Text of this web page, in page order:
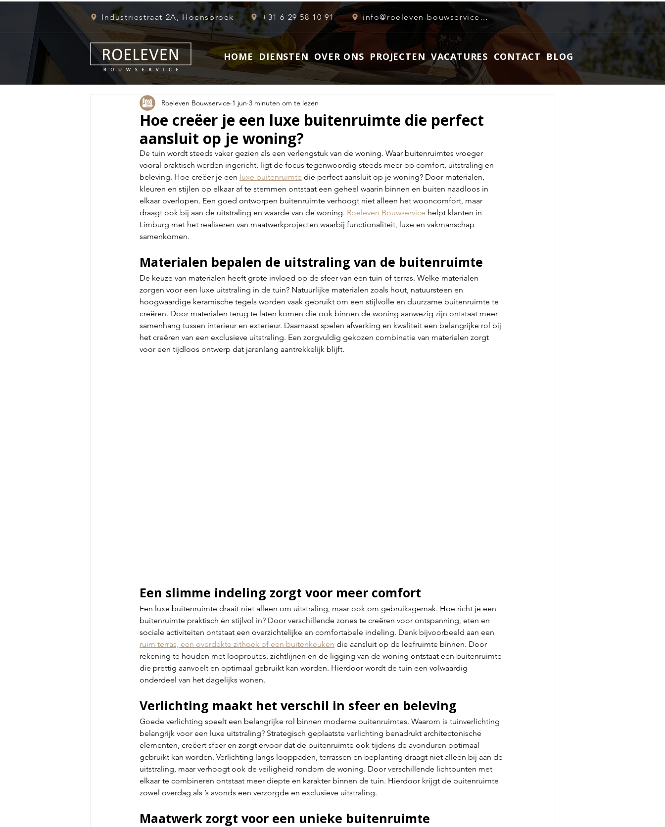
Industriestraat 2A, Hoensbroek +31 6 29 58 10 91 info@roeleven-bouwservice.nl
HOME DIENSTEN OVER ONS PROJECTEN VACATURES CONTACT BLOG
Hoe creëer je een luxe buitenruimte die perfect
aansluit op je woning?
Roeleven Bouwservice 1 jun 3 minuten om te lezen
De tuin wordt steeds vaker gezien als een verlengstuk van de woning. Waar buitenruimtes vroeger
vooral praktisch werden ingericht, ligt de focus tegenwoordig steeds meer op comfort, uitstraling en
beleving. Hoe creëer je een luxe buitenruimte die perfect aansluit op je woning? Door materialen,
kleuren en stijlen op elkaar af te stemmen ontstaat een geheel waarin binnen en buiten naadloos in
elkaar overlopen. Een goed ontworpen buitenruimte verhoogt niet alleen het wooncomfort, maar
draagt ook bij aan de uitstraling en waarde van de woning. Roeleven Bouwservice helpt klanten in
Limburg met het realiseren van maatwerkprojecten waarbij functionaliteit, luxe en vakmanschap
samenkomen.
Materialen bepalen de uitstraling van de buitenruimte
De keuze van materialen heeft grote invloed op de sfeer van een tuin of terras. Welke materialen
zorgen voor een luxe uitstraling in de tuin? Natuurlijke materialen zoals hout, natuursteen en
hoogwaardige keramische tegels worden vaak gebruikt om een stijlvolle en duurzame buitenruimte te
creëren. Door materialen terug te laten komen die ook binnen de woning aanwezig zijn ontstaat meer
samenhang tussen interieur en exterieur. Daarnaast spelen afwerking en kwaliteit een belangrijke rol bij
het creëren van een exclusieve uitstraling. Een zorgvuldig gekozen combinatie van materialen zorgt
voor een tijdloos ontwerp dat jarenlang aantrekkelijk blijft.
Een slimme indeling zorgt voor meer comfort
Een luxe buitenruimte draait niet alleen om uitstraling, maar ook om gebruiksgemak. Hoe richt je een
buitenruimte praktisch én stijlvol in? Door verschillende zones te creëren voor ontspanning, eten en
sociale activiteiten ontstaat een overzichtelijke en comfortabele indeling. Denk bijvoorbeeld aan een
ruim terras, een overdekte zithoek of een buitenkeuken die aansluit op de leefruimte binnen. Door
rekening te houden met looproutes, zichtlijnen en de ligging van de woning ontstaat een buitenruimte
die prettig aanvoelt en optimaal gebruikt kan worden. Hierdoor wordt de tuin een volwaardig
onderdeel van het dagelijks wonen.
Verlichting maakt het verschil in sfeer en beleving
Goede verlichting speelt een belangrijke rol binnen moderne buitenruimtes. Waarom is tuinverlichting
belangrijk voor een luxe uitstraling? Strategisch geplaatste verlichting benadrukt architectonische
elementen, creëert sfeer en zorgt ervoor dat de buitenruimte ook tijdens de avonduren optimaal
gebruikt kan worden. Verlichting langs looppaden, terrassen en beplanting draagt niet alleen bij aan de
uitstraling, maar verhoogt ook de veiligheid rondom de woning. Door verschillende lichtpunten met
elkaar te combineren ontstaat meer diepte en karakter binnen de tuin. Hierdoor krijgt de buitenruimte
zowel overdag als ’s avonds een verzorgde en exclusieve uitstraling.
Maatwerk zorgt voor een unieke buitenruimte